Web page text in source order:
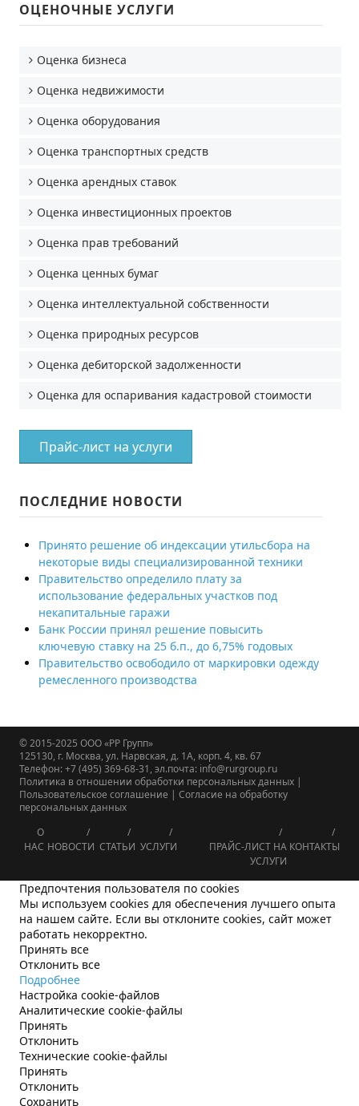
ОЦЕНОЧНЫЕ УСЛУГИ
Оценка бизнеса
Оценка недвижимости
Оценка оборудования
Оценка транспортных средств
Оценка арендных ставок
Оценка инвестиционных проектов
Оценка прав требований
Оценка ценных бумаг
Оценка интеллектуальной собственности
Оценка природных ресурсов
Оценка дебиторской задолженности
Оценка для оспаривания кадастровой стоимости
Прайс-лист на услуги
ПОСЛЕДНИЕ НОВОСТИ
Принято решение об индексации утильсбора на
некоторые виды специализированной техники
Правительство определило плату за
использование федеральных участков под
некапитальные гаражи
Банк России принял решение повысить
ключевую ставку на 25 б.п., до 6,75% годовых
Правительство освободило от маркировки одежду
ремесленного производства
© 2015-2025 ООО «РР Групп»
125130, г. Москва, ул. Нарвская, д. 1А, корп. 4, кв. 67
Телефон: +7 (495) 369-68-31, эл.почта: info@rurgroup.ru
Политика в отношении обработки персональных данных |
Пользовательское соглашение | Согласие на обработку
персональных данных
О
НАС НОВОСТИ СТАТЬИ УСЛУГИ
ПРАЙС-ЛИСТ НА
УСЛУГИ
КОНТАКТЫ
Предпочтения пользователя по cookies
Мы используем cookies для обеспечения лучшего опыта
на нашем сайте. Если вы отклоните cookies, сайт может
работать некорректно.
Принять все
Отклонить все
Подробнее
Настройка cookie-файлов
Аналитические cookie-файлы
Принять
Отклонить
Технические cookie-файлы
Принять
Отклонить
Сохранить